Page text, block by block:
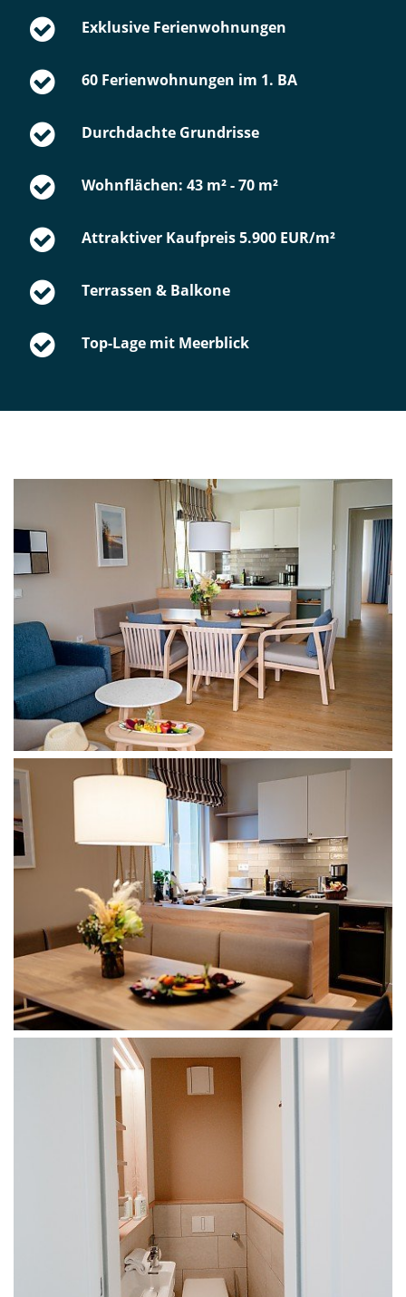
Exklusive Ferienwohnungen
60 Ferienwohnungen im 1. BA
Durchdachte Grundrisse
Wohnflächen: 43 m² - 70 m²
Attraktiver Kaufpreis 5.900 EUR/m²
Terrassen & Balkone
Top-Lage mit Meerblick